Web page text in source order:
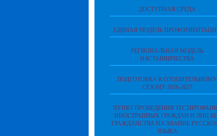
ДОСТУПНАЯ СРЕДА
ЕДИНАЯ МОДЕЛЬ
РЕГИОНАЛЬНАЯ МОДЕЛЬ
НАСТАВНИЧЕСТВА
ПОДГОТОВКА К ОТОПИТЕЛЬНОМУ
СЕЗОНУ 2026-2027
ПУНКТ ПРОВЕДЕНИЯ
ИНОСТРАННЫХ ГРАЖДАН И ЛИЦ
ГРАЖДАНСТВА НА ЗНАНИЕ
ЯЗЫКА